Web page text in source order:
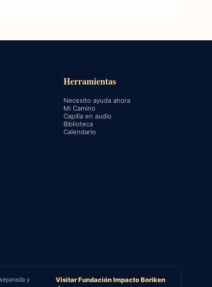
Herramientas
Necesito ayuda ahora
Mi Camino
Capilla en audio
Biblioteca
Calendario
y
Visitar Fundación Impacto Boriken